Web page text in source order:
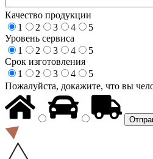
Качество продукции
1
2 3 4
5
Уровень сервиса
1
2 3 4
5
Срок изготовления
1
2 3 4
5
Пожалуйста, докажите, что вы